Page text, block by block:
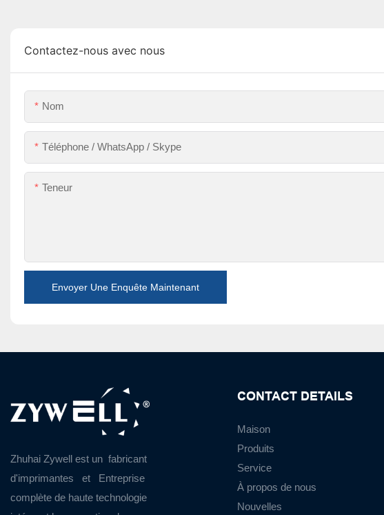
Contactez-nous avec nous
Nom
Téléphone / WhatsApp / Skype
Teneur
Envoyer Une Enquête Maintenant
Zhuhai Zywell est un fabricant
d'imprimantes
et
Entreprise
complète de haute technologie
CONTACT DETAILS
Maison
Produits
Service
À propos de nous
Nouvelles